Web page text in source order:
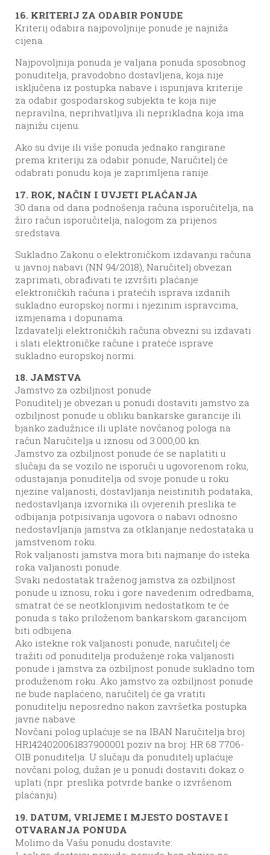
16. KRITERIJ ZA ODABIR PONUDE
Kriterij odabira najpovoljnije ponude je najniža
cijena.
Najpovoljnija ponuda je valjana ponuda sposobnog
ponuditelja, pravodobno dostavljena, koja nije
isključena iz postupka nabave i ispunjava kriterije
za odabir gospodarskog subjekta te koja nije
nepravilna, neprihvatljiva ili neprikladna koja ima
najnižu cijenu.
Ako su dvije ili više ponuda jednako rangirane
prema kriteriju za odabir ponude, Naručitelj će
odabrati ponudu koja je zaprimljena ranije.
17. ROK, NAČIN I UVJETI PLAĆANJA
30 dana od dana podnošenja računa isporučitelja, na
žiro račun isporučitelja, nalogom za prijenos
sredstava.
Sukladno Zakonu o elektroničkom izdavanju računa
u javnoj nabavi (NN 94/2018), Naručitelj obvezan
zaprimati, obrađivati te izvršiti plaćanje
elektroničkih računa i pratećih isprava izdanih
sukladno europskoj normi i njezinim ispravcima,
izmjenama i dopunama.
Izdavatelji elektroničkih računa obvezni su izdavati
i slati elektroničke račune i prateće isprave
sukladno europskoj normi.
18. JAMSTVA
Jamstvo za ozbiljnost ponude
Ponuditelj je obvezan u ponudi dostaviti jamstvo za
ozbiljnost ponude u obliku bankarske garancije ili
bjanko zadužnice ili uplate novčanog pologa na
račun Naručitelja u iznosu od 3.000,00 kn.
Jamstvo za ozbiljnost ponude će se naplatiti u
slučaju da se vozilo ne isporuči u ugovorenom roku,
odustajanja ponuditelja od svoje ponude u roku
njezine valjanosti, dostavljanja neistinitih podataka,
nedostavljanja izvornika ili ovjerenih preslika te
odbijanja potpisivanja ugovora o nabavi odnosno
nedostavljanja jamstva za otklanjanje nedostataka u
jamstvenom roku.
Rok valjanosti jamstva mora biti najmanje do isteka
roka valjanosti ponude.
Svaki nedostatak traženog jamstva za ozbiljnost
ponude u iznosu, roku i gore navedenim odredbama,
smatrat će se neotklonjivim nedostatkom te će
ponuda s tako priloženom bankarskom garancijom
biti odbijena.
Ako istekne rok valjanosti ponude, naručitelj će
tražiti od ponuditelja produženje roka valjanosti
ponude i jamstva za ozbiljnost ponude sukladno tom
produženom roku. Ako jamstvo za ozbiljnost ponude
ne bude naplaćeno, naručitelj će ga vratiti
ponuditelju neposredno nakon završetka postupka
javne nabave.
Novčani polog uplaćuje se na IBAN Naručitelja broj
HR1424020061837900001 poziv na broj: HR 68 7706-
OIB ponuditelja. U slučaju da ponuditelj uplaćuje
novčani polog, dužan je u ponudi dostaviti dokaz o
uplati (npr. preslika potvrde banke o izvršenom
plaćanju).
19. DATUM, VRIJEME I MJESTO DOSTAVE I
OTVARANJA PONUDA
Molimo da Vašu ponudu dostavite: